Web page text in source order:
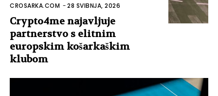
CROSARKA.COM -28 SVIBNJA, 2026
Crypto4me najavljuje
partnerstvo s elitnim
europskim košarkaškim
klubom